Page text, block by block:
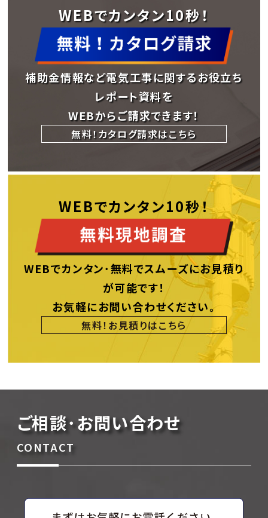
WEBでカンタン10秒！
補助金情報など電気工事に関するお役立ち
レポート資料を
WEBからご請求できます！
無料！カタログ請求はこちら
WEBでカンタン10秒！
WEBでカンタン･無料でスムーズにお見積り
が可能です！
お気軽にお問い合わせください。
無料！お見積りはこちら
ご相談･お問い合わせ
CONTACT